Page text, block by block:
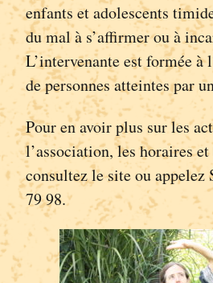
enfants et adolescents
du mal à s’affirmer ou à
L’intervenante est formée à
de personnes atteintes par
Pour en avoir plus sur les
l’association, les horaires
consultez le site ou appelez
79 98.